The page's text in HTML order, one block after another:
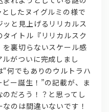
したヌイグルミの様で
と見上げるリリカルス
イトル『リリカルスク
裏切らないスケール感
がついに完成しまし
何でもありのウルトラハ
ー誕生！”の記載が、ま
だろう！？と思ってし
のは間違いないです！